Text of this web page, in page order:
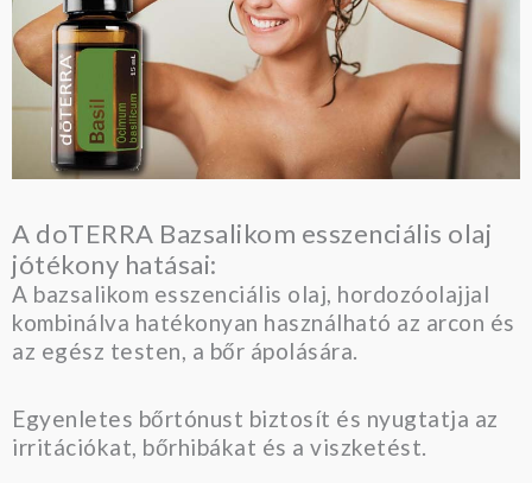
A doTERRA Bazsalikom esszenciális olaj
jótékony hatásai:
A bazsalikom esszenciális olaj, hordozóolajjal
kombinálva hatékonyan használható az arcon és
az egész testen, a bőr ápolására.
Egyenletes bőrtónust biztosít és nyugtatja az
irritációkat, bőrhibákat és a viszketést.